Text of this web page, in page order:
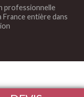
professionnelle
France entière dans